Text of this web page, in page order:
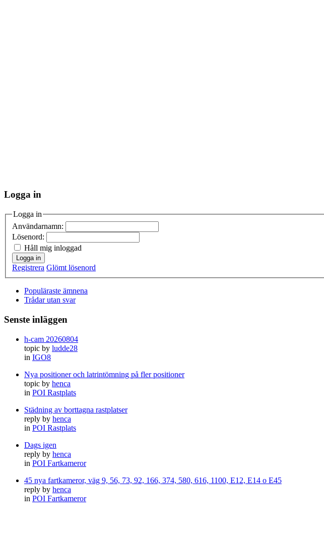
Logga in
Logga in
Användarnamn:
Lösenord:
Håll mig inloggad
Logga in
Registrera Glömt lösenord
Populäraste ämnena
Trådar utan svar
Senste inläggen
h-cam 20260804
topic by ludde28
in IGO8
Nya positioner och latrintömning på fler positioner
topic by henca
in POI Rastplats
Städning av borttagna rastplatser
reply by henca
in POI Rastplats
Dags igen
reply by henca
in POI Fartkameror
45 nya fartkameror, väg 9, 56, 73, 92, 166, 374, 580, 616, 1100, E12, E14 o E45
reply by henca
in POI Fartkameror